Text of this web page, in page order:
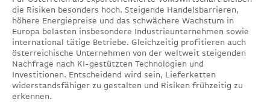
die Risiken besonders hoch. Steigende Handelsbarrieren,
höhere Energiepreise und das schwächere Wachstum in
Europa belasten insbesondere Industrieunternehmen sowie
international tätige Betriebe. Gleichzeitig profitieren auch
österreichische Unternehmen von der weltweit steigenden
Nachfrage nach KI-gestützten Technologien und
Investitionen. Entscheidend wird sein, Lieferketten
widerstandsfähiger zu gestalten und Risiken frühzeitig zu
erkennen.